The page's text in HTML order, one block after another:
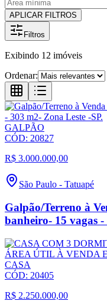
APLICAR FILTROS
Filtros
Exibindo 12 imóveis
Ordenar:
GALPÃO
CÓD: 20827
R$ 3.000.000,00
São Paulo - Tatuapé
Galpão/Terreno à
banheiro- 15 vagas -
CASA
CÓD: 20405
R$ 2.250.000,00